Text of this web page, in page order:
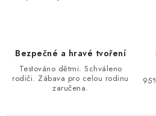
Bezpečné a hravé tvoření
Testováno dětmi. Schváleno
rodiči. Zábava pro celou rodinu
zaručena.